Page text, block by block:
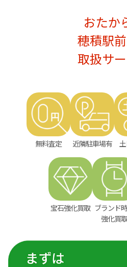
おたか
穂積駅
取扱サ
無料査定 近隣駐車場有
宝石強化買取 ブランド
強化買取